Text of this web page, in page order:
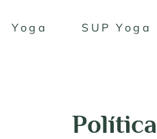
Yoga SUP Yoga